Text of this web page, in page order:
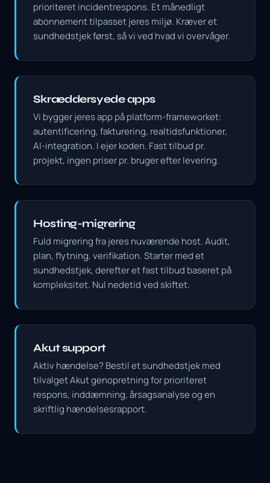
prioriteret incidentrespons. Et månedligt
abonnement tilpasset jeres miljø. Kræver et
sundhedstjek først, så vi ved hvad vi overvåger.
Skræddersyede apps
Vi bygger jeres app på platform-frameworket:
autentificering, fakturering, realtidsfunktioner,
AI-integration. I ejer koden. Fast tilbud pr.
projekt, ingen priser pr. bruger efter levering.
Hosting-migrering
Fuld migrering fra jeres nuværende host. Audit,
plan, flytning, verifikation. Starter med et
sundhedstjek, derefter et fast tilbud baseret på
kompleksitet. Nul nedetid ved skiftet.
Akut support
Aktiv hændelse? Bestil et sundhedstjek med
tilvalget Akut genopretning for prioriteret
respons, inddæmning, årsagsanalyse og en
skriftlig hændelsesrapport.